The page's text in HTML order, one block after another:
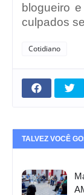
blogueiro
culpados
Cotidiano
TALVEZ VOCÊ